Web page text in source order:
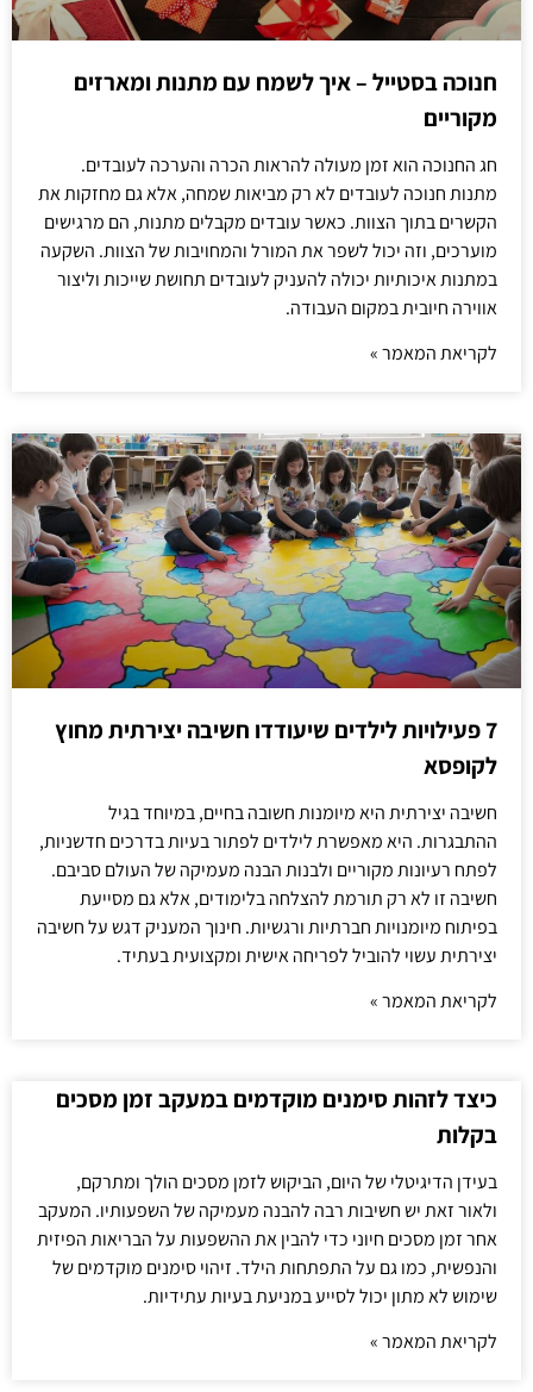
חנוכה בסטייל – איך לשמח עם מתנות ומארזים
מקוריים
חג החנוכה הוא זמן מעולה להראות הכרה והערכה לעובדים.
מתנות חנוכה לעובדים לא רק מביאות שמחה, אלא גם מחזקות את
הקשרים בתוך הצוות. כאשר עובדים מקבלים מתנות, הם מרגישים
מוערכים, וזה יכול לשפר את המורל והמחויבות של הצוות. השקעה
במתנות איכותיות יכולה להעניק לעובדים תחושת שייכות וליצור
אווירה חיובית במקום העבודה.
לקריאת המאמר »
7 פעילויות לילדים שיעודדו חשיבה יצירתית מחוץ
לקופסא
חשיבה יצירתית היא מיומנות חשובה בחיים, במיוחד בגיל
ההתבגרות. היא מאפשרת לילדים לפתור בעיות בדרכים חדשניות,
לפתח רעיונות מקוריים ולבנות הבנה מעמיקה של העולם סביבם.
חשיבה זו לא רק תורמת להצלחה בלימודים, אלא גם מסייעת
בפיתוח מיומנויות חברתיות ורגשיות. חינוך המעניק דגש על חשיבה
יצירתית עשוי להוביל לפריחה אישית ומקצועית בעתיד.
לקריאת המאמר »
כיצד לזהות סימנים מוקדמים במעקב זמן מסכים
בקלות
בעידן הדיגיטלי של היום, הביקוש לזמן מסכים הולך ומתרקם,
ולאור זאת יש חשיבות רבה להבנה מעמיקה של השפעותיו. המעקב
אחר זמן מסכים חיוני כדי להבין את ההשפעות על הבריאות הפיזית
והנפשית, כמו גם על התפתחות הילד. זיהוי סימנים מוקדמים של
שימוש לא מתון יכול לסייע במניעת בעיות עתידיות.
לקריאת המאמר »